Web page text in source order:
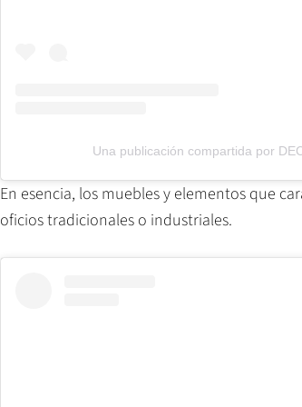
Una publicación compartida por
En esencia, los muebles y elementos que
oficios tradicionales o industriales.